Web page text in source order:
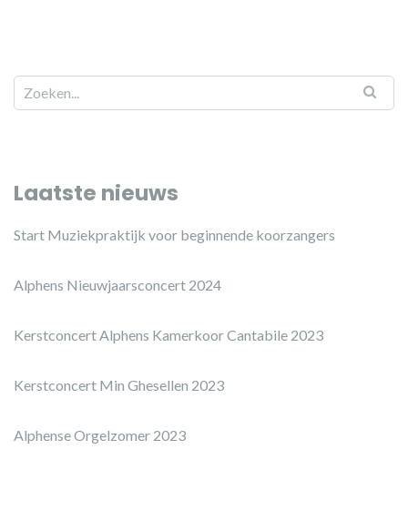
Laatste nieuws
Start Muziekpraktijk voor beginnende koorzangers
Alphens Nieuwjaarsconcert 2024
Kerstconcert Alphens Kamerkoor Cantabile 2023
Kerstconcert Min Ghesellen 2023
Alphense Orgelzomer 2023